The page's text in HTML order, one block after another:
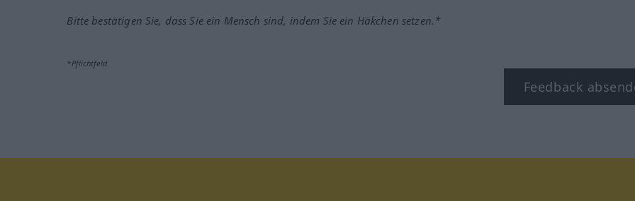
Bitte bestätigen Sie, dass Sie ein Mensch sind, indem Sie ein Häkchen setzen.*
*Pflichtfeld
Feedback